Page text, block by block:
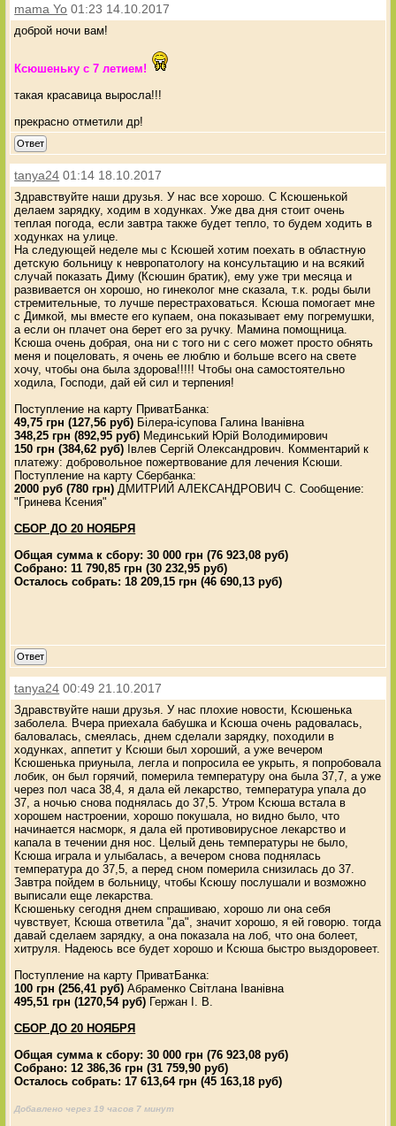
mama Yo 01:23 14.10.2017
доброй ночи вам!
Ксюшеньку с 7 летием!
такая красавица выросла!!!
прекрасно отметили др!
Ответ
tanya24 01:14 18.10.2017
Здравствуйте наши друзья. У нас все хорошо. С Ксюшенькой
делаем зарядку, ходим в ходунках. Уже два дня стоит очень
теплая погода, если завтра также будет тепло, то будем ходить в
ходунках на улице.
На следующей неделе мы с Ксюшей хотим поехать в областную
детскую больницу к невропатологу на консультацию и на всякий
случай показать Диму (Ксюшин братик), ему уже три месяца и
развивается он хорошо, но гинеколог мне сказала, т.к. роды были
стремительные, то лучше перестраховаться. Ксюша помогает мне
с Димкой, мы вместе его купаем, она показывает ему погремушки,
а если он плачет она берет его за ручку. Мамина помощница.
Ксюша очень добрая, она ни с того ни с сего может просто обнять
меня и поцеловать, я очень ее люблю и больше всего на свете
хочу, чтобы она была здорова!!!!! Чтобы она самостоятельно
ходила, Господи, дай ей сил и терпения!
Поступление на карту ПриватБанка:
49,75 грн (127,56 руб) Білера-ісупова Галина Іванівна
348,25 грн (892,95 руб) Мединський Юрій Володимирович
150 грн (384,62 руб) Івлев Сергій Олександрович. Комментарий к
платежу: добровольное пожертвование для лечения Ксюши.
Поступление на карту Сбербанка:
2000 руб (780 грн) ДМИТРИЙ АЛЕКСАНДРОВИЧ С. Сообщение:
"Гринева Ксения"
СБОР ДО 20 НОЯБРЯ
Общая сумма к сбору: 30 000 грн (76 923,08 руб)
Собрано: 11 790,85 грн (30 232,95 руб)
Осталось собрать: 18 209,15 грн (46 690,13 руб)
Ответ
tanya24 00:49 21.10.2017
Здравствуйте наши друзья. У нас плохие новости, Ксюшенька
заболела. Вчера приехала бабушка и Ксюша очень радовалась,
баловалась, смеялась, днем сделали зарядку, походили в
ходунках, аппетит у Ксюши был хороший, а уже вечером
Ксюшенька приуныла, легла и попросила ее укрыть, я попробовала
лобик, он был горячий, померила температуру она была 37,7, а уже
через пол часа 38,4, я дала ей лекарство, температура упала до
37, а ночью снова поднялась до 37,5. Утром Ксюша встала в
хорошем настроении, хорошо покушала, но видно было, что
начинается насморк, я дала ей противовирусное лекарство и
капала в течении дня нос. Целый день температуры не было,
Ксюша играла и улыбалась, а вечером снова поднялась
температура до 37,5, а перед сном померила снизилась до 37.
Завтра пойдем в больницу, чтобы Ксюшу послушали и возможно
выписали еще лекарства.
Ксюшеньку сегодня днем спрашиваю, хорошо ли она себя
чувствует, Ксюша ответила "да", значит хорошо, я ей говорю. тогда
давай сделаем зарядку, а она показала на лоб, что она болеет,
хитруля. Надеюсь все будет хорошо и Ксюша быстро выздоровеет.
Поступление на карту ПриватБанка:
100 грн (256,41 руб) Абраменко Світлана Іванівна
495,51 грн (1270,54 руб) Гержан І. В.
СБОР ДО 20 НОЯБРЯ
Общая сумма к сбору: 30 000 грн (76 923,08 руб)
Собрано: 12 386,36 грн (31 759,90 руб)
Осталось собрать: 17 613,64 грн (45 163,18 руб)
Добавлено через 19 часов 7 минут